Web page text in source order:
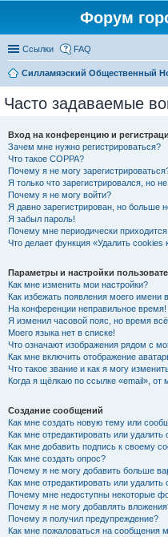
Форум
Ссылки FAQ
Силламяэский Общественный
Часто задаваемые
Вход на конференцию и
Зачем мне нужно регистрироваться?
Что такое COPPA?
Почему я не могу
Я только что зарегистрировался, но
Почему я не могу войти?
Я давно зарегистрирован, но больше
Я забыл пароль!
Почему мне периодически
Что делает функция «Удалить cookies
Параметры и настройки
Как мне изменить мои настройки?
Как избежать появления моего имени
На конференции неправильное время!
Я изменил часовой пояс, но время
Моего языка нет в списке!
Что означают изображения рядом с
Как мне включить отображение
Что такое звание и как я могу
Когда я щёлкаю по ссылке «email»,
Создание сообщений
Как мне создать новую тему или
Как мне отредактировать или
Как мне добавить подпись к своему
Как мне создать опрос?
Почему я не могу добавить больше
Как мне отредактировать или удалить
Почему мне недоступны некоторые
Почему я не могу добавлять
Почему я получил предупреждение?
Как мне пожаловаться на сообщения